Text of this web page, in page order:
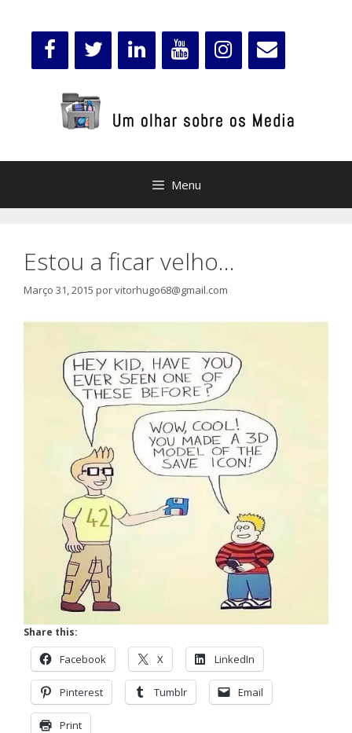
Menu
Estou a ficar velho…
Março 31, 2015 porvitorhugo68@gmail.com
Share this:
Facebook X LinkedIn
Pinterest Tumblr Email
Print